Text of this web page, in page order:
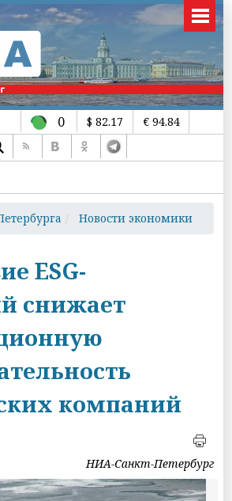
0 $ 82.17 € 94.84
Новости экономики
ESG-
снижает
компаний
НИА-Санкт-Петербург